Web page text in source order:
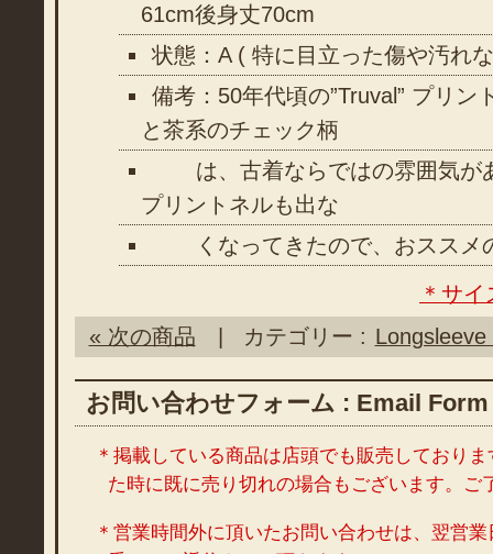
61cm後身丈70cm
状態：A ( 特に目立った傷や汚れ
備考：50年代頃の”Truval” プリン
と茶系のチェック柄
は、古着ならではの雰囲気が
プリントネルも出な
くなってきたので、おススメ
＊サ
« 次の商品
| カテゴリー : Longsleeve
お問い合わせフォーム : Email Form
＊掲載している商品は店頭でも販売しており
た時に既に売り切れの場合もございます。ご
＊営業時間外に頂いたお問い合わせは、翌営